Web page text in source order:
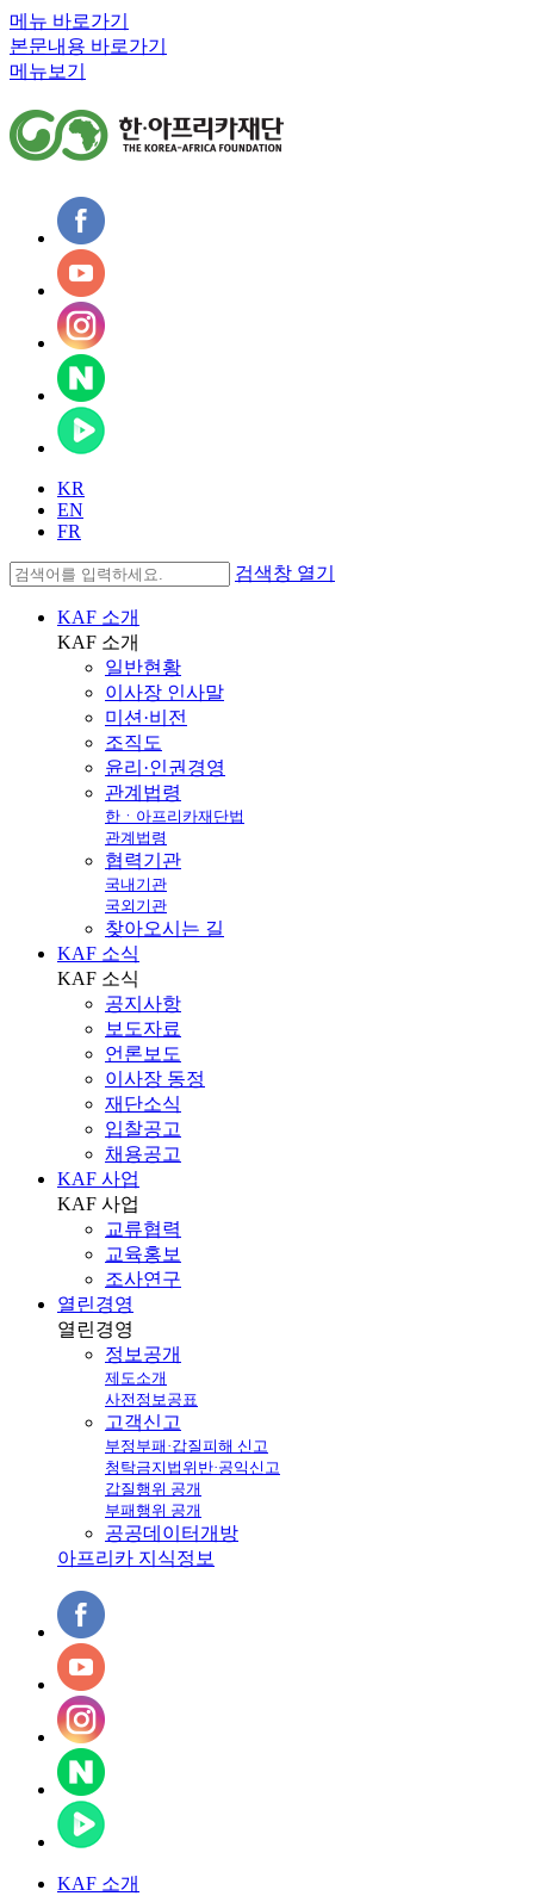
메뉴 바로가기
본문내용 바로가기
메뉴보기
KR
EN
FR
검색창 열기
KAF 소개
KAF 소개
일반현황
이사장 인사말
미션·비전
조직도
윤리·인권경영
관계법령
한ㆍ아프리카재단법
관계법령
협력기관
국내기관
국외기관
찾아오시는 길
KAF 소식
KAF 소식
공지사항
보도자료
언론보도
이사장 동정
재단소식
입찰공고
채용공고
KAF 사업
KAF 사업
교류협력
교육홍보
조사연구
열린경영
열린경영
정보공개
제도소개
사전정보공표
고객신고
부정부패·갑질피해 신고
청탁금지법위반·공익신고
갑질행위 공개
부패행위 공개
공공데이터개방
아프리카 지식정보
KAF 소개